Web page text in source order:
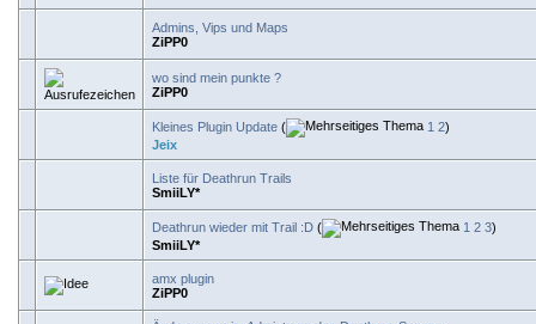
Admins, Vips und Maps
ZiPP0
wo sind mein punkte ?
ZiPP0
Kleines Plugin Update ( 1 2)
Jeix
Liste für Deathrun Trails
SmiiLY*
Deathrun wieder mit Trail :D ( 1 2 3)
SmiiLY*
amx plugin
ZiPP0